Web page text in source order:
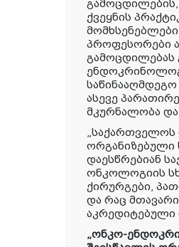
გამოცდილების
ქვეყნის
მომხსენებლები
პროფესორები
გამოცდილებას
ასევე
მკურნალობა
ორგანიზებული
დაესწრებიან
ონკოლოგიის
ქირურგები
და რაც
აკრედიტებული
„ონკო-